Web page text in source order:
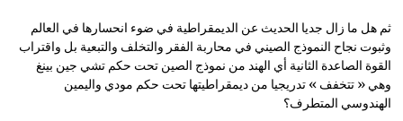
ثم هل ما زال جديا الحديث عن الديمقراطية في ضوء انحسارها في العالم
وثبوت نجاح النموذج الصيني في محاربة الفقر والتخلف والتبعية بل واقتراب
القوة الصاعدة الثانية أي الهند من نموذج الصين تحت حكم تشي جين بينغ
وهي « تتخفف » تدريجيا من ديمقراطيتها تحت حكم مودي واليمين
الهندوسي المتطرف؟